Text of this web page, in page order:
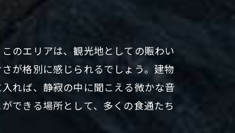
のエリアは、観光地としての賑わい
が格別に感じられるでしょう。建物
れば、静寂の中に聞こえる微かな音
できる場所として、多くの食通たち